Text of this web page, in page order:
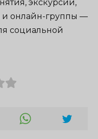
экскурсии,
и онлайн-группы —
социальной